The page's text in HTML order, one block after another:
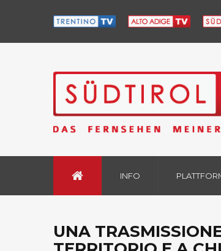
INFO
UNA